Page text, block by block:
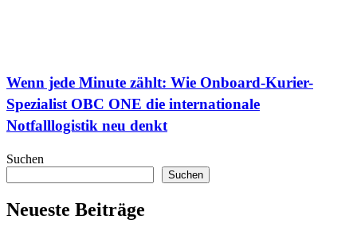
Wenn jede Minute zählt: Wie Onboard-Kurier-
Spezialist OBC ONE die internationale
Notfalllogistik neu denkt
Suchen
Suchen
Neueste Beiträge